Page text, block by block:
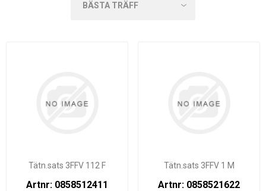
Tätn.sats 3FFV 112 F
Artnr: 0858512411
Tätn.sats 3FFV 1 M
Artnr: 0858521622